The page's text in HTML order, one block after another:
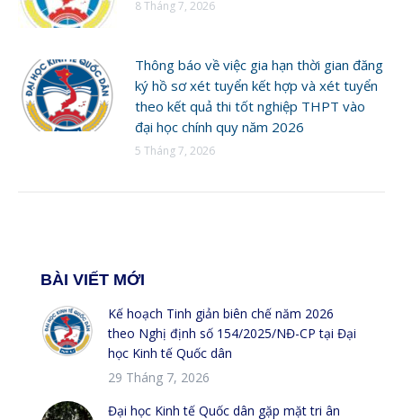
8 Tháng 7, 2026
Thông báo về việc gia hạn thời gian đăng
ký hồ sơ xét tuyển kết hợp và xét tuyển
theo kết quả thi tốt nghiệp THPT vào
đại học chính quy năm 2026
5 Tháng 7, 2026
BÀI VIẾT MỚI
Kế hoạch Tinh giản biên chế năm 2026
theo Nghị định số 154/2025/NĐ-CP tại Đại
học Kinh tế Quốc dân
29 Tháng 7, 2026
Đại học Kinh tế Quốc dân gặp mặt tri ân